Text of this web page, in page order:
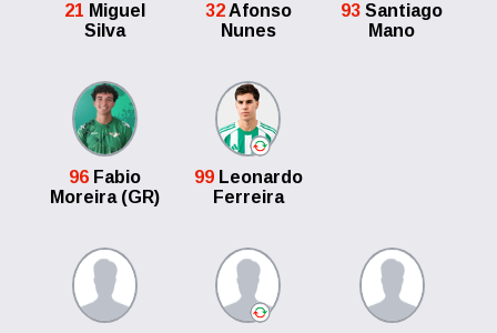
21 Miguel
Silva
32Afonso
Nunes
93 Santiago
Mano
96 Fabio
Moreira (GR)
99Leonardo
Ferreira